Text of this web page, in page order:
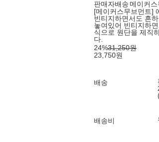
판매자배송메이커스
[메이커스무브먼트]
빈티지하면서도 흔
놓여있어 빈티지하
식으로 원단을 제직
다.
24%31,250원
23,750원
배송
배송비